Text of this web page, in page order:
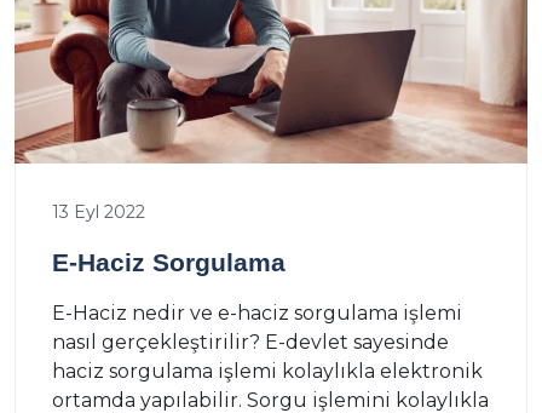
13 Eyl 2022
E-Haciz Sorgulama
E-Haciz nedir ve e-haciz sorgulama işlemi
nasıl gerçekleştirilir? E-devlet sayesinde
haciz sorgulama işlemi kolaylıkla elektronik
ortamda yapılabilir. Sorgu işlemini kolaylıkla